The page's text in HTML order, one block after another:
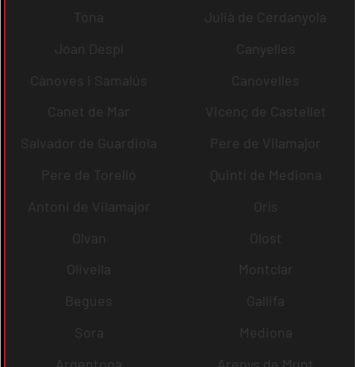
Tona
Julià de Cerdanyola
Joan Despí
Canyelles
Cànoves i Samalús
Canovelles
Canet de Mar
Vicenç de Castellet
Salvador de Guardiola
Pere de Vilamajor
Pere de Torelló
Quintí de Mediona
Antoni de Vilamajor
Orís
Olvan
Olost
Olivella
Montclar
Begues
Gallifa
Sora
Mediona